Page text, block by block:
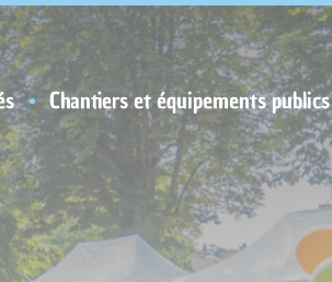
Chantiers et équipements publics